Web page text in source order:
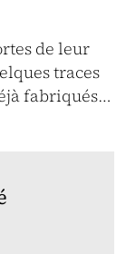
de leur
traces
fabriqués…